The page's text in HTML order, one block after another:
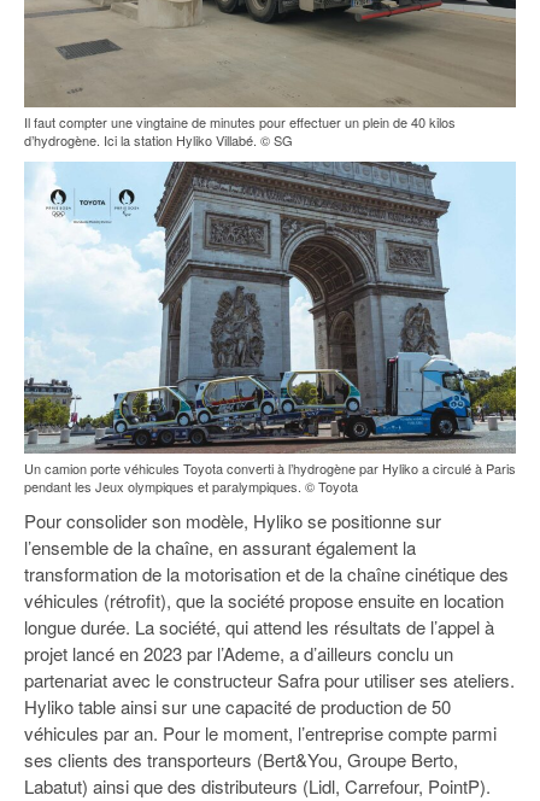
Il faut compter une vingtaine de minutes pour effectuer un plein de 40 kilos
d’hydrogène. Ici la station Hyliko Villabé. © SG
Un camion porte véhicules Toyota converti à l’hydrogène par Hyliko a circulé à Paris
pendant les Jeux olympiques et paralympiques. © Toyota
Pour consolider son modèle, Hyliko se positionne sur
l’ensemble de la chaîne, en assurant également la
transformation de la motorisation et de la chaîne cinétique des
véhicules (rétrofit), que la société propose ensuite en location
longue durée. La société, qui attend les résultats de l’appel à
projet lancé en 2023 par l’Ademe, a d’ailleurs conclu un
partenariat avec le constructeur Safra pour utiliser ses ateliers.
Hyliko table ainsi sur une capacité de production de 50
véhicules par an. Pour le moment, l’entreprise compte parmi
ses clients des transporteurs (Bert&You, Groupe Berto,
Labatut) ainsi que des distributeurs (Lidl, Carrefour, PointP).